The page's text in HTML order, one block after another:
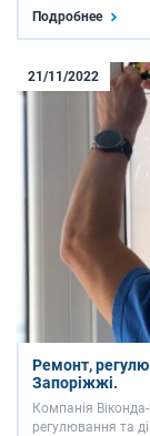
подачі гарячої
придбання
Подробнее
21/11/2022
Ремонт,
Запоріжжі.
Компанія
регулювання та